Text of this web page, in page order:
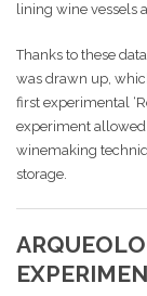
lining wine vessels
Thanks to these
was drawn up,
first experimental
experiment
winemaking
storage.